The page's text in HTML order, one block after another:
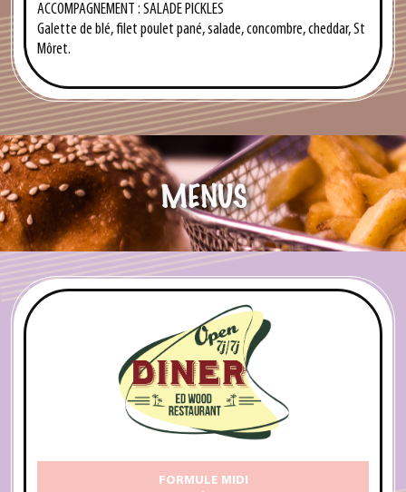
ACCOMPAGNEMENT : SALADE PICKLES
Galette de blé, filet poulet pané, salade, concombre, cheddar, St
Môret.
MENUS
FORMULE MIDI